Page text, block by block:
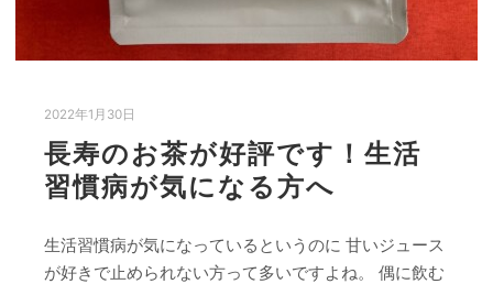
2022年1月30日
長寿のお茶が好評です！生活
習慣病が気になる方へ
生活習慣病が気になっているというのに 甘いジュース
が好きで止められない方って多いですよね。 偶に飲む